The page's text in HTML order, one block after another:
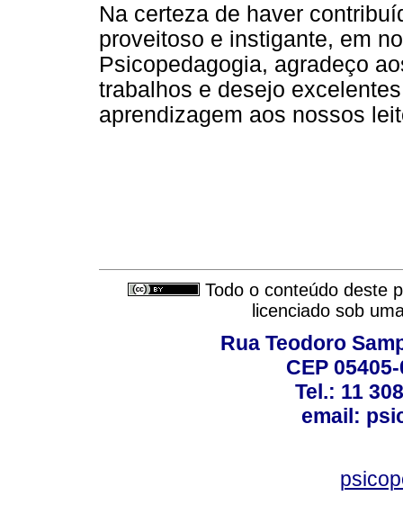
Na certeza de haver
proveitoso e instigante, em
Psicopedagogia, agradeço
trabalhos e desejo
aprendizagem aos nossos
Todo o conteúdo deste
licenciado sob
Rua Teodoro
CEP
Tel.: 11
email: